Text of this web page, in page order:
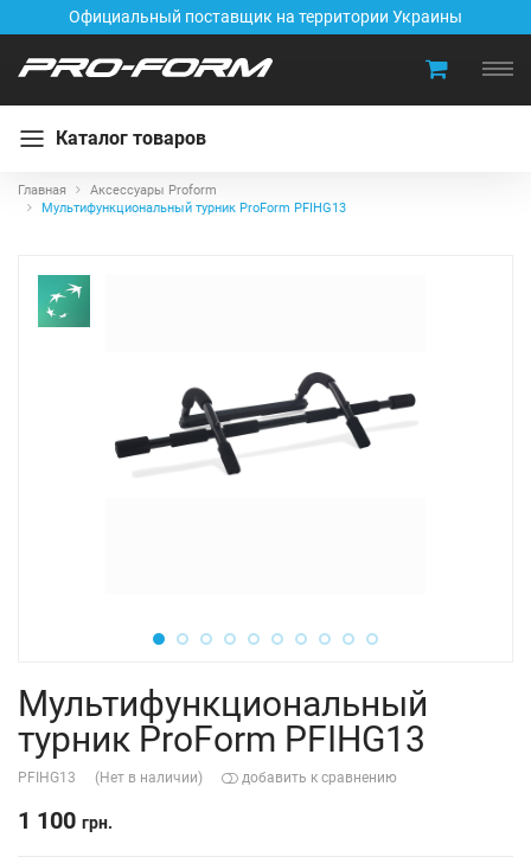
Официальный поставщик на территории Украины
Каталог товаров
Главная
Аксессуары Proform
Мультифункциональный турник ProForm PFIHG13
Мультифункциональный
турник ProForm PFIHG13
PFIHG13 (Нет в наличии) добавить к сравнению
1 100 грн.